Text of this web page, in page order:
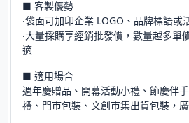
■ 客製優勢
‧袋面可加印企業 LOGO、品牌標語或
‧大量採購享經銷批發價，數量越多單
適
■ 適用場合
週年慶贈品、開幕活動小禮、節慶伴
禮、門市包裝、文創市集出貨包裝，